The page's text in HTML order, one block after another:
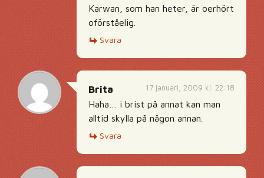
Karwan, som han heter, är oerhört
oförståelig.
Svara
17 januari, 2009 kl. 22:18
Brita
Haha… i brist på annat kan man
alltid skylla på någon annan.
Svara